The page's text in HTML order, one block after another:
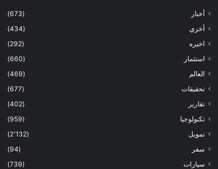
أخبار
(673)
أخري
(434)
اخيره
(292)
استثمار
(660)
العالم
(469)
تحقيقات
(677)
تقارير
(402)
تكنولوجيا
(959)
تمويل
(2٬132)
سفر
(94)
سيارات
(739)